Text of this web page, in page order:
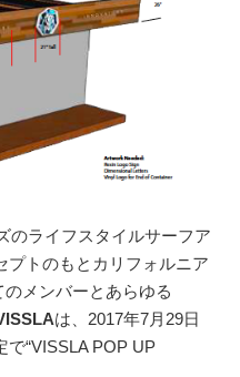
のライフスタイルサーフア
プトのもとカリフォルニア
メンバーとあらゆる
は、2017年7月29日
で“VISSLA POP UP